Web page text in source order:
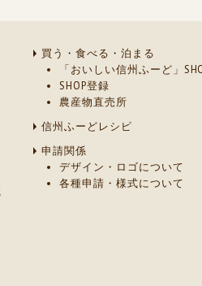
買う・食べる・泊まる
「おいしい信州ふーど」
SHOP登録
農産物直売所
信州ふーどレシピ
申請関係
デザイン・ロゴについて
各種申請・様式について